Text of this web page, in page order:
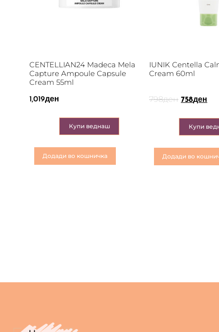
CENTELLIAN24 Madeca Mela
Capture Ampoule Capsule
Cream 55ml
1,019ден
Купи веднаш
Додади во кошничка
IUNIK Centella
Cream 60ml
798ден 758ден
Купи
Додади во